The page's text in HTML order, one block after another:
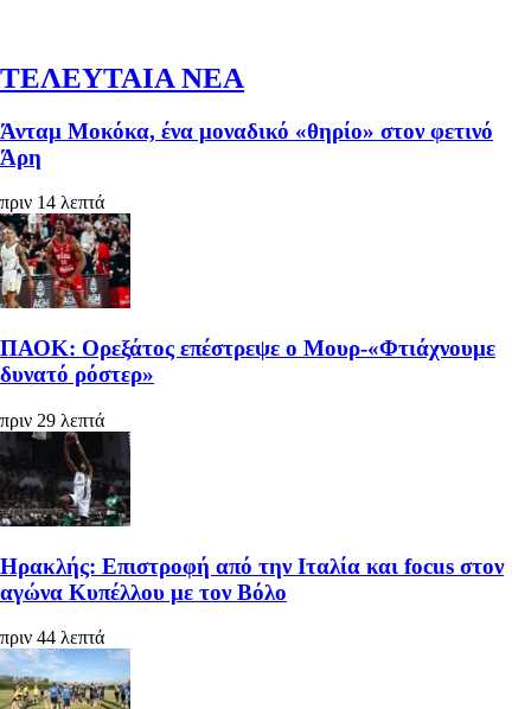
ΤΕΛΕΥΤΑΙΑ ΝΕΑ
Άνταμ Μοκόκα, ένα μοναδικό «θηρίο» στον φετινό
Άρη
πριν 14 λεπτά
ΠΑΟΚ: Ορεξάτος επέστρεψε ο Μουρ-«Φτιάχνουμε
δυνατό ρόστερ»
πριν 29 λεπτά
Ηρακλής: Επιστροφή από την Ιταλία και focus στον
αγώνα Κυπέλλου με τον Βόλο
πριν 44 λεπτά